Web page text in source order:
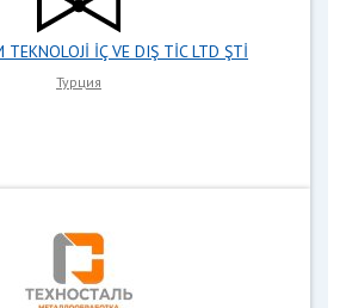
TEKNOLOJİ İÇ VE DIŞ TİC LTD ŞTİ
Турция